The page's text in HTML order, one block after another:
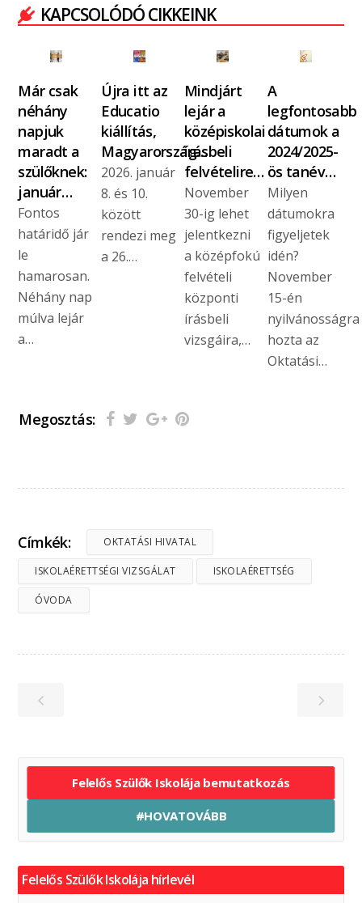
KAPCSOLÓDÓ CIKKEINK
Már csak
néhány
napjuk
maradt a
szülőknek:
január…
Fontos
határidő jár
le
hamarosan.
Néhány nap
múlva lejár
a…
Újra itt az
Educatio
kiállítás,
Magyarország…
2026. január
8. és 10.
között
rendezi meg
a 26.…
Mindjárt
lejár a
középiskolai
írásbeli
felvételire…
November
30-ig lehet
jelentkezni
a középfokú
felvételi
központi
írásbeli
vizsgáira,…
A
legfontosabb
dátumok a
2024/2025-
ös tanév…
Milyen
dátumokra
figyeljetek
idén?
November
15-én
nyilvánosságra
hozta az
Oktatási…
Megosztás:
Címkék: OKTATÁSI HIVATAL
ISKOLAÉRETTSÉGI VIZSGÁLAT ISKOLAÉRETTSÉG
ÓVODA
Felelős Szülők Iskolája bemutatkozás
#HOVATOVÁBB
Felelős Szülők Iskolája hírlevél